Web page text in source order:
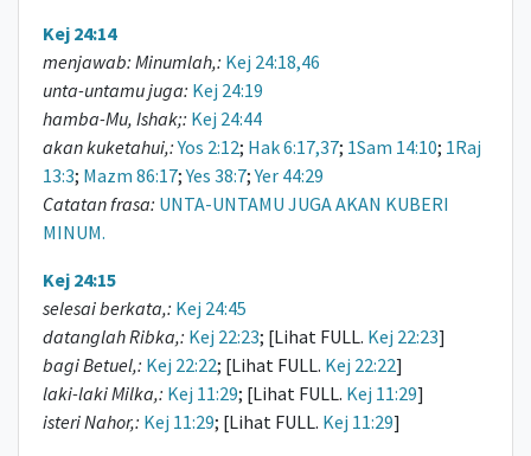
Kej 24:14
menjawab: Minumlah,: Kej 24:18,46
unta-untamu juga: Kej 24:19
hamba-Mu, Ishak;: Kej 24:44
akan kuketahui,: Yos 2:12; Hak 6:17,37; 1Sam 14:10; 1Raj
13:3; Mazm 86:17;Yes 38:7;Yer 44:29
Catatan frasa: UNTA-UNTAMU JUGA AKAN KUBERI
MINUM.
Kej 24:15
selesai berkata,: Kej 24:45
datanglah Ribka,: Kej 22:23; [Lihat FULL. Kej 22:23]
bagi Betuel,: Kej 22:22; [Lihat FULL. Kej 22:22]
laki-laki Milka,: Kej 11:29; [Lihat FULL. Kej 11:29]
isteri Nahor,: Kej 11:29; [Lihat FULL. Kej 11:29]